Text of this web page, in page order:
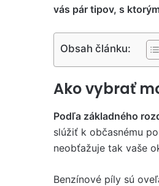
vás pár tipov, s
Obsah článku:
Ako vybrať
Podľa základného
slúžiť k občasnému
neobťažuje tak vaše
Benzínové píly sú